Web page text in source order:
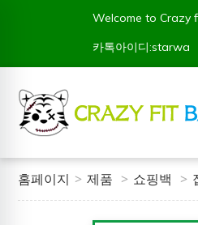
Welcome to Crazy
카톡아이디:starwa
홈페이지 제품 쇼핑백